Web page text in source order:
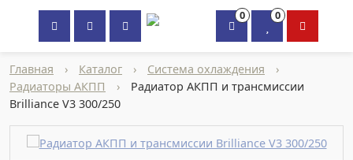
0 0
×
Главная › Каталог › Система охлаждения
›
Радиаторы АКПП
›
Радиатор АКПП и трансмиссии
Brilliance V3 300/250